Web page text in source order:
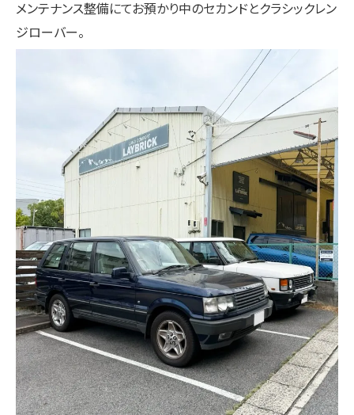
メンテナンス整備にてお預かり中のセカンドとクラシックレン
ジローバー。